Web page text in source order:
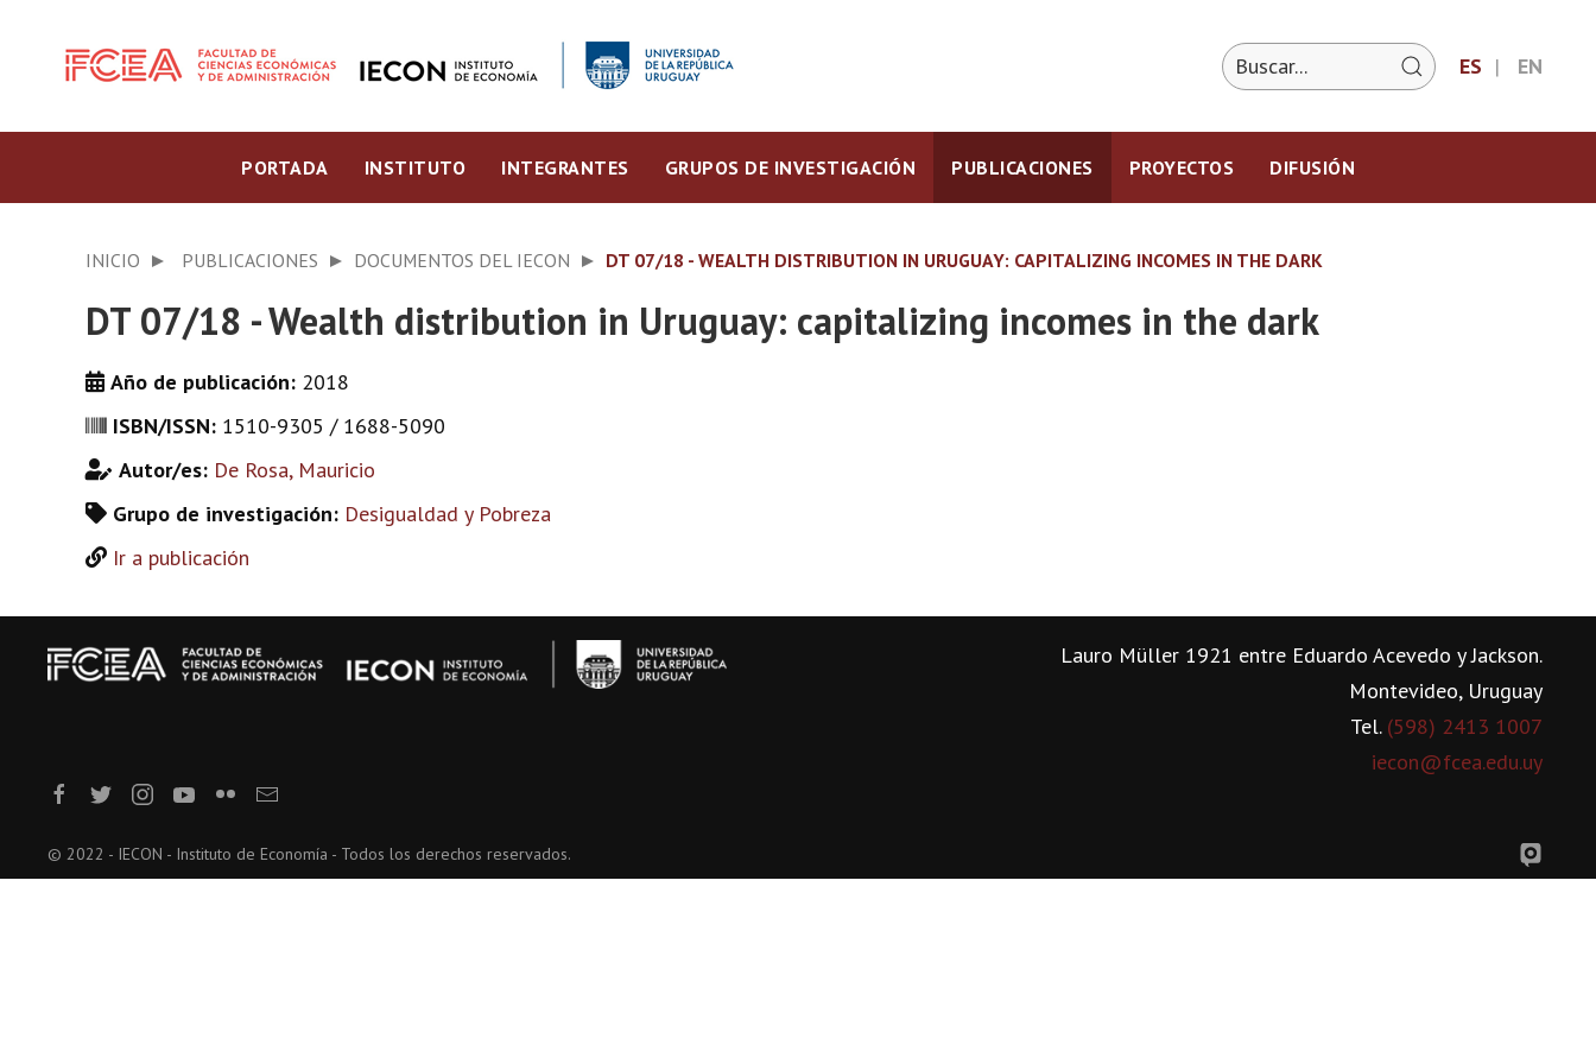
ES EN
PORTADA INSTITUTO INTEGRANTES GRUPOS DE INVESTIGACIÓN PUBLICACIONES PROYECTOS DIFUSIÓN
INICIO PUBLICACIONES DOCUMENTOS DEL IECON DT 07/18 - WEALTH DISTRIBUTION IN URUGUAY: CAPITALIZING INCOMES IN THE DARK
DT 07/18 - Wealth distribution in Uruguay: capitalizing incomes in the dark
Año de publicación: 2018
ISBN/ISSN: 1510-9305 / 1688-5090
Autor/es: De Rosa, Mauricio
Grupo de investigación: Desigualdad y Pobreza
Ir a publicación
Lauro Müller 1921 entre Eduardo Acevedo y Jackson.
Montevideo, Uruguay
Tel. (598) 2413 1007
iecon@fcea.edu.uy
© 2022 - IECON - Instituto de Economía - Todos los derechos reservados.